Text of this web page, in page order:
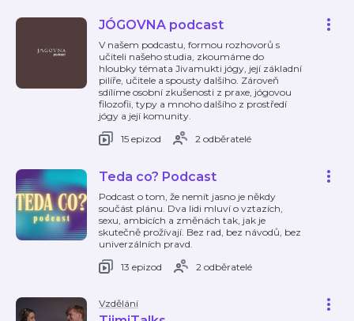
JÓGOVNA podcast
V našem podcastu, formou rozhovorů s
učiteli našeho studia, zkoumáme do
hloubky témata Jivamukti jógy, její základní
pilíře, učitele a spousty dalšího. Zároveň
sdílíme osobní zkušenosti z praxe, jógovou
filozofii, typy a mnoho dalšího z prostředí
jógy a její komunity.
15 epizod
2 odběratelé
Teda co? Podcast
Podcast o tom, že nemít jasno je někdy
součást plánu. Dva lidi mluví o vztazích,
sexu, ambicích a změnách tak, jak je
skutečně prožívají. Bez rad, bez návodů, bez
univerzálních pravd.
13 epizod
2 odběratelé
Vzdělání